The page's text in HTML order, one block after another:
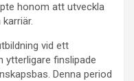
honom att utveckla
vid ett
ytterligare finslipade
Denna period